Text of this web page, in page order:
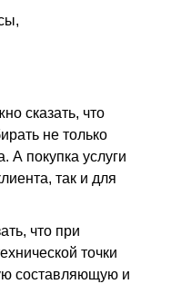
сказать, что
не только
А покупка услуги
так и для
что при
точки
составляющую и